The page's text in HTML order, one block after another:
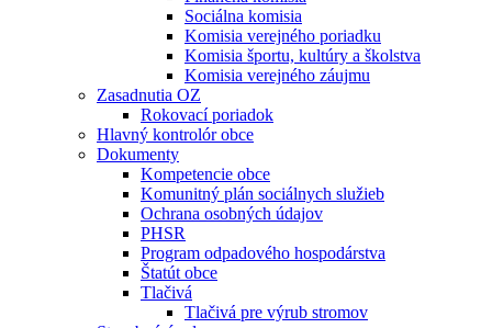
Sociálna komisia
Komisia verejného poriadku
Komisia športu, kultúry a školstva
Komisia verejného záujmu
Zasadnutia OZ
Rokovací poriadok
Hlavný kontrolór obce
Dokumenty
Kompetencie obce
Komunitný plán sociálnych služieb
Ochrana osobných údajov
PHSR
Program odpadového hospodárstva
Štatút obce
Tlačivá
Tlačivá pre výrub stromov